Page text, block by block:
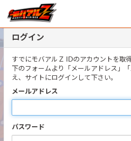
ログイン
すでにモバアルＺ IDのアカウントを取
下のフォームより「メールアドレス」
え、サイトにログインして下さい。
メールアドレス
パスワード